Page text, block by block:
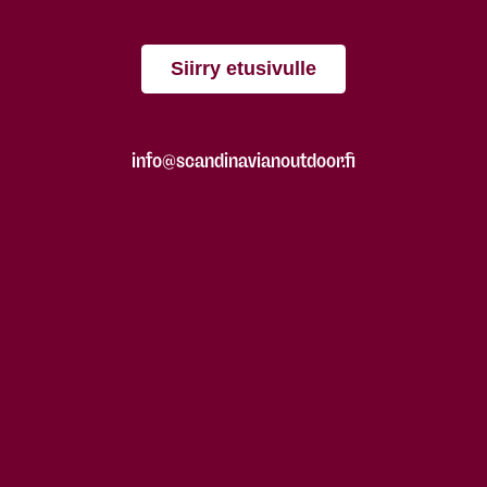
Siirry etusivulle
info@scandinavianoutdoor.fi